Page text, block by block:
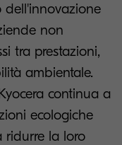
dell'innovazione
non
tra prestazioni,
ambientale.
continua a
ecologiche
ridurre la loro